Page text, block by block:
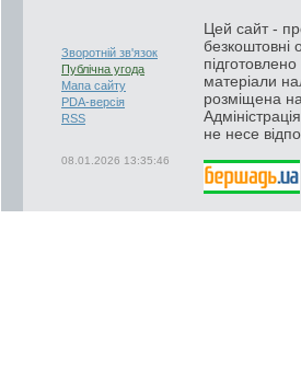
Зворотній зв'язок
Публічна угода
Мапа сайту
PDA-версія
RSS
08.01.2026 13:35:46
Цей сайт -
безкоштовні
матеріали
розміщена
не несе